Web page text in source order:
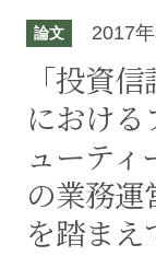
論文 2017年
「投資
における
ューテ
の業務運
を踏まえ